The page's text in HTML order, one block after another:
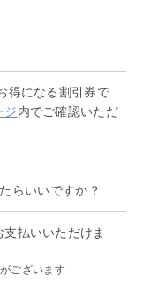
得になる割引券で
ジ内でご確認いただ
らいいですか？
払いいただけま
ございます